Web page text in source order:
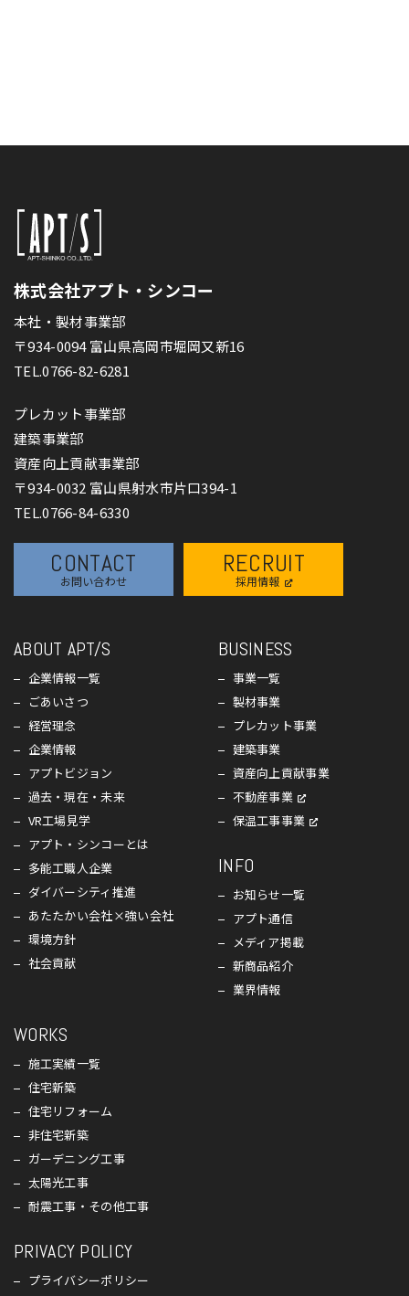
株式会社アプト・シンコー
本社・製材事業部
〒934-0094 富山県高岡市堀岡又新16
TEL.0766-82-6281
プレカット事業部
建築事業部
資産向上貢献事業部
〒934-0032 富山県射水市片口394-1
TEL.0766-84-6330
CONTACT
お問い合わせ
RECRUIT
採用情報
ABOUT APT/S
企業情報一覧
ごあいさつ
経営理念
企業情報
アプトビジョン
過去・現在・未来
VR工場見学
アプト・シンコーとは
多能工職人企業
ダイバーシティ推進
あたたかい会社×強い会社
環境方針
社会貢献
BUSINESS
事業一覧
製材事業
プレカット事業
建築事業
資産向上貢献事業
不動産事業
保温工事事業
INFO
お知らせ一覧
アプト通信
メディア掲載
新商品紹介
業界情報
WORKS
施工実績一覧
住宅新築
住宅リフォーム
非住宅新築
ガーデニング工事
太陽光工事
耐震工事・その他工事
PRIVACY POLICY
プライバシーポリシー